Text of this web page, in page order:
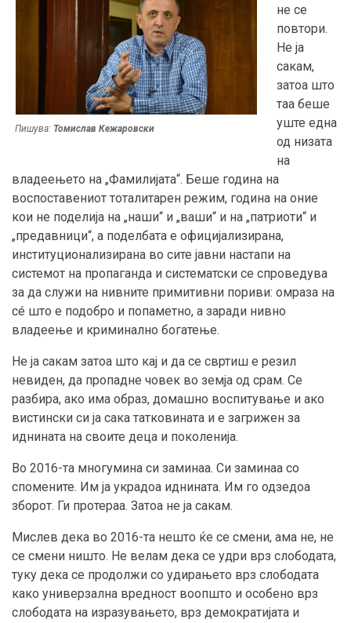
Пишува: Томислав Кежаровски
не се
повтори.
Не ја
сакам,
затоа што
таа беше
уште една
од низата
на
владеењето на „Фамилијата“. Беше година на
воспоставениот тоталитарен режим, година на оние
кои не поделија на „наши“ и „ваши“ и на „патриоти“ и
„предавници“, а поделбата е официјализирана,
институционализирана во сите јавни настапи на
системот на пропаганда и систематски се спроведува
за да служи на нивните примитивни пориви: омраза на
сé што е подобро и попаметно, а заради нивно
владеење и криминално богатење.
Не ја сакам затоа што кај и да се свртиш е резил
невиден, да пропадне човек во земја од срам. Се
разбира, ако има образ, домашно воспитување и ако
вистински си ја сака татковината и е загрижен за
иднината на своите деца и поколенија.
Во 2016-та многумина си заминаа. Си заминаа со
спомените. Им ја украдоа иднината. Им го одзедоа
зборот. Ги протераа. Затоа не ја сакам.
Мислев дека во 2016-та нешто ќе се смени, ама не, не
се смени ништо. Не велам дека се удри врз слободата,
туку дека се продолжи со удирањето врз слободата
како универзална вредност воопшто и особено врз
слободата на изразувањето, врз демократијата и